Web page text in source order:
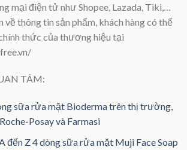
mại điện tử như Shopee, Lazada, Tiki,…
thông tin sản phẩm, khách hàng có thể
thức của thương hiệu tại
TÂM:
sữa rửa mặt Bioderma trên thị trường,
Posay và Farmasi
đến Z 4 dòng sữa rửa mặt Muji Face Soap